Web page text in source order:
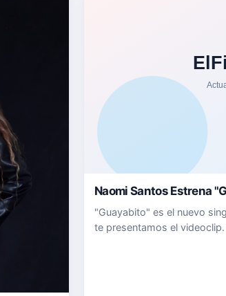
Naomi Santos Estrena
"Guayabito" es el nuevo
te presentamos el videoclip.